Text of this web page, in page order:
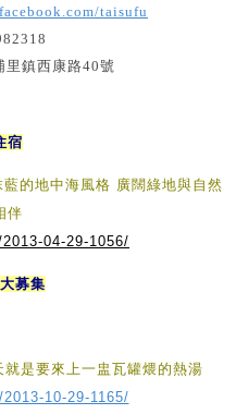
taisufu
里鎮西康路40號
宿
的地中海風格 廣闊綠地與自然
伴
04-29-1056/
募集
是要來上一盅瓦罐煨的熱湯
10-29-1165/